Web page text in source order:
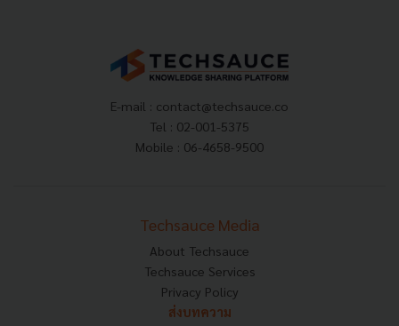
E-mail : contact@techsauce.co
Tel : 02-001-5375
Mobile : 06-4658-9500
Techsauce Media
About Techsauce
Techsauce Services
Privacy Policy
ส่งบทความ